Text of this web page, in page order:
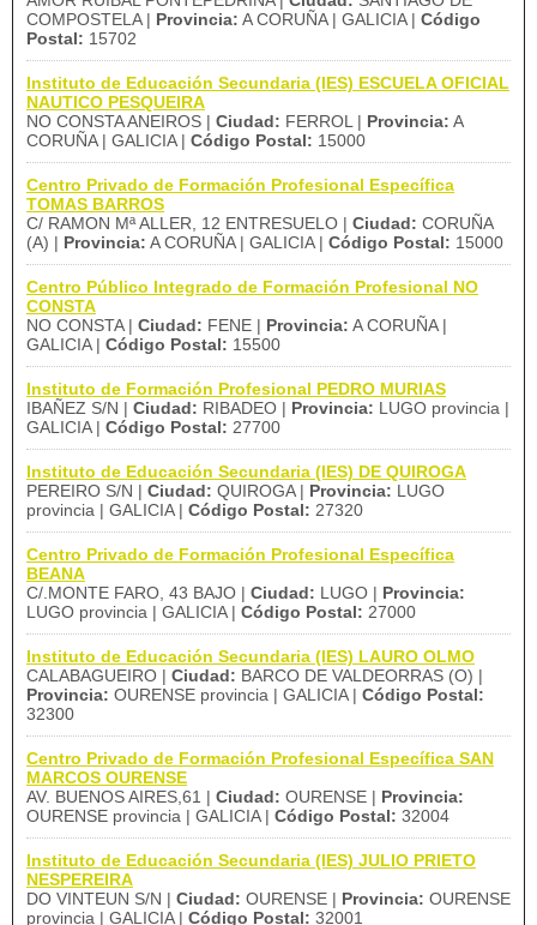
COMPOSTELA | Provincia: A CORUÑA | GALICIA | Código
Postal: 15702
Instituto de Educación Secundaria (IES) ESCUELA OFICIAL
NAUTICO PESQUEIRA
NO CONSTA ANEIROS | Ciudad: FERROL | Provincia: A
CORUÑA | GALICIA | Código Postal: 15000
Centro Privado de Formación Profesional Específica
TOMAS BARROS
C/ RAMON Mª ALLER, 12 ENTRESUELO | Ciudad: CORUÑA
(A) | Provincia: A CORUÑA | GALICIA | Código Postal: 15000
Centro Público Integrado de Formación Profesional NO
CONSTA
NO CONSTA | Ciudad: FENE | Provincia: A CORUÑA |
GALICIA | Código Postal: 15500
Instituto de Formación Profesional PEDRO MURIAS
IBAÑEZ S/N | Ciudad: RIBADEO | Provincia: LUGO provincia |
GALICIA | Código Postal: 27700
Instituto de Educación Secundaria (IES) DE QUIROGA
PEREIRO S/N | Ciudad: QUIROGA | Provincia: LUGO
provincia | GALICIA | Código Postal: 27320
Centro Privado de Formación Profesional Específica
BEANA
C/.MONTE FARO, 43 BAJO | Ciudad: LUGO | Provincia:
LUGO provincia | GALICIA | Código Postal: 27000
Instituto de Educación Secundaria (IES) LAURO OLMO
CALABAGUEIRO | Ciudad: BARCO DE VALDEORRAS (O) |
Provincia: OURENSE provincia | GALICIA | Código Postal:
32300
Centro Privado de Formación Profesional Específica SAN
MARCOS OURENSE
AV. BUENOS AIRES,61 | Ciudad: OURENSE | Provincia:
OURENSE provincia | GALICIA | Código Postal: 32004
Instituto de Educación Secundaria (IES) JULIO PRIETO
NESPEREIRA
DO VINTEUN S/N | Ciudad: OURENSE | Provincia: OURENSE
provincia | GALICIA | Código Postal: 32001